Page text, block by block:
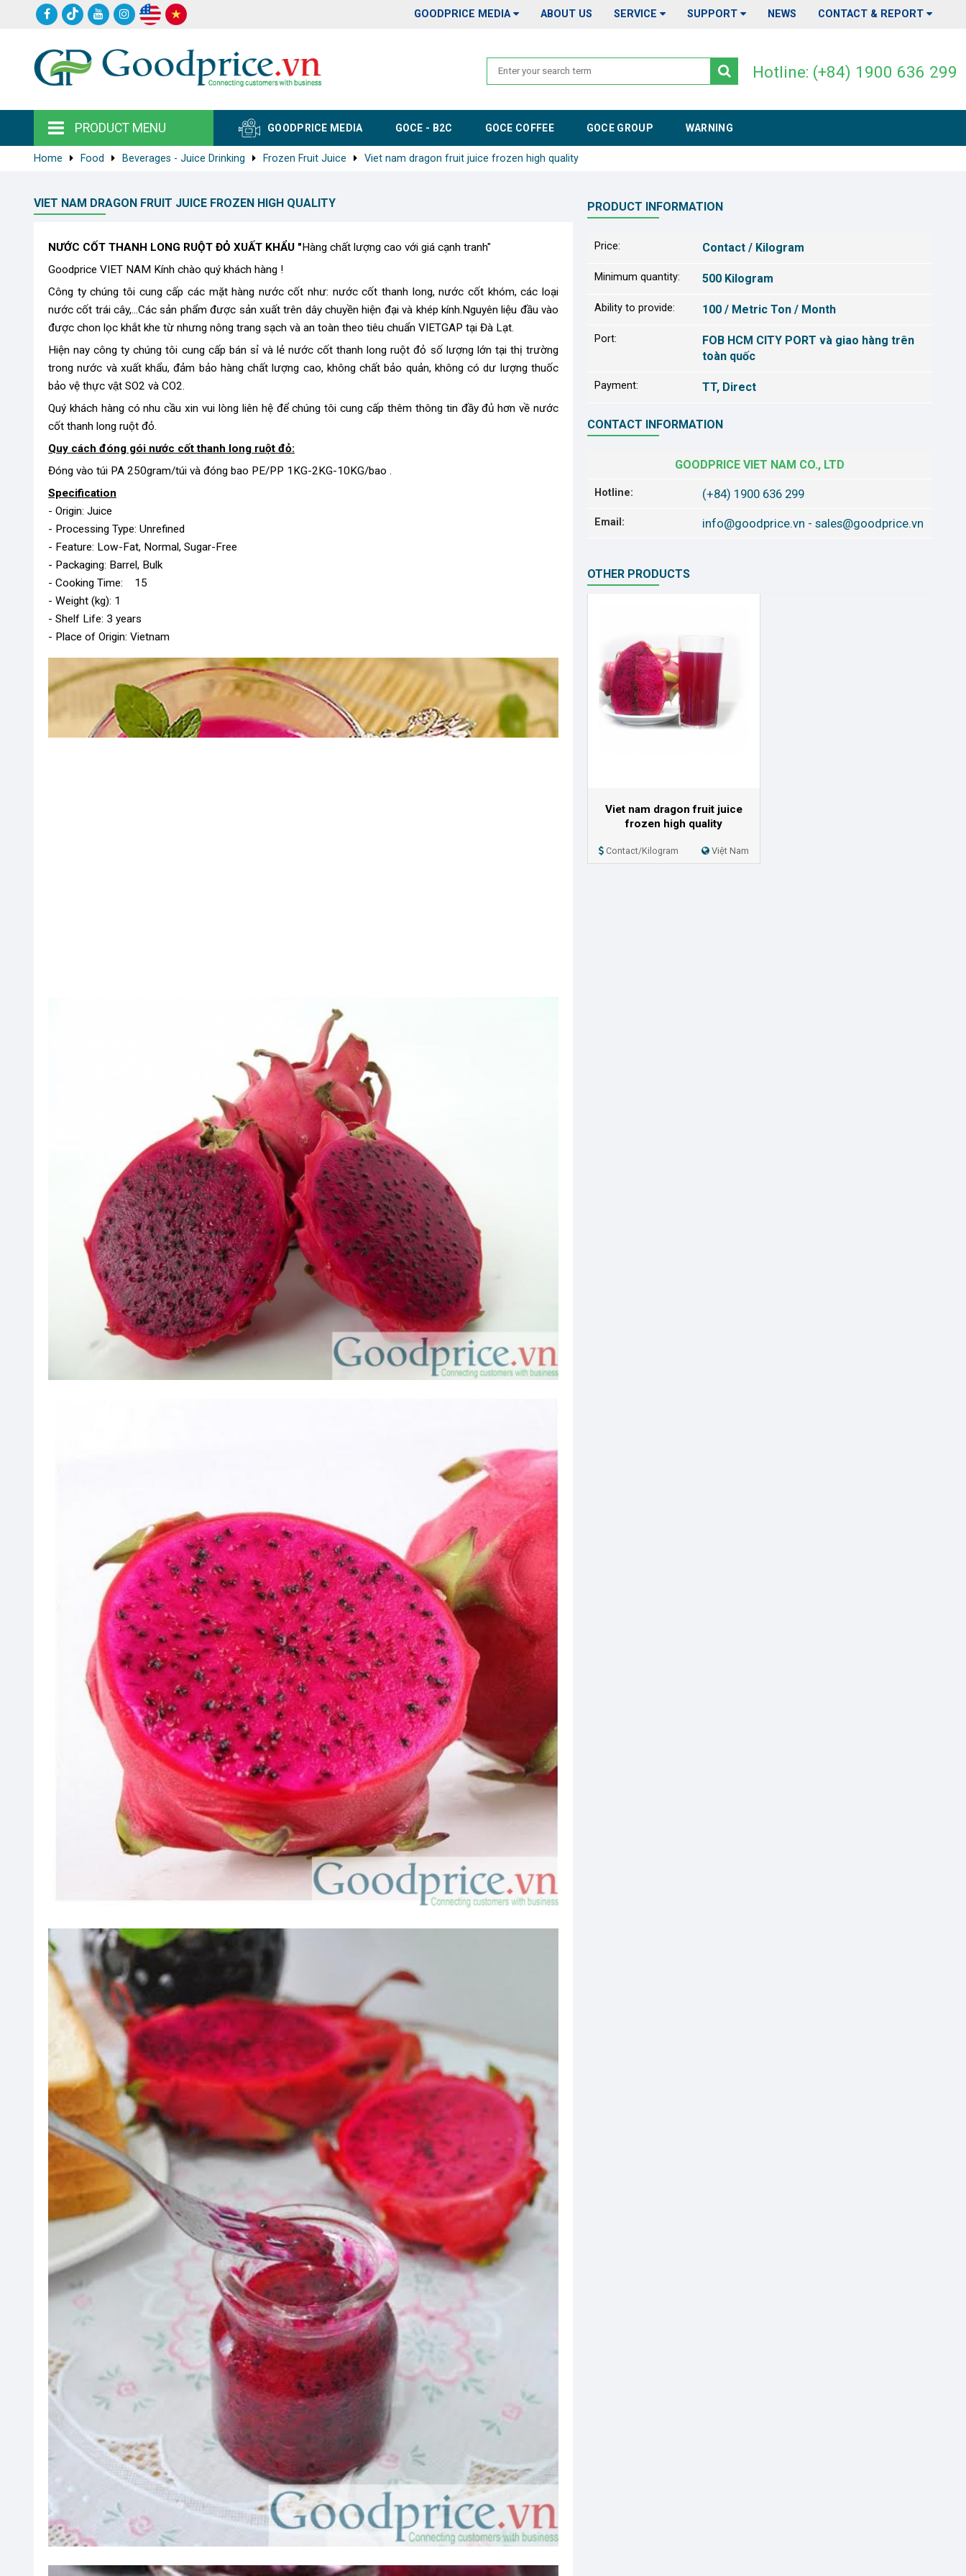
GOODPRICE MEDIA ABOUT US SERVICE SUPPORT NEWS CONTACT & REPORT
Hotline: (+84) 1900 636 299
PRODUCT MENU GOODPRICE MEDIA GOCE - B2C GOCE COFFEE GOCE GROUP WARNING
Home Food Beverages - Juice Drinking Frozen Fruit Juice Viet nam dragon fruit juice frozen high quality
VIET NAM DRAGON FRUIT JUICE FROZEN HIGH QUALITY
NƯỚC CỐT THANH LONG RUỘT ĐỎ XUẤT KHẨU​ "Hàng chất lượng cao với giá cạnh tranh"
Goodprice VIET NAM Kính chào quý khách hàng !
Công ty chúng tôi cung cấp các mặt hàng nước cốt như: nước cốt thanh long, nước cốt khóm, các loại
nước cốt trái cây,...Các sản phẩm được sản xuất trên dây chuyền hiện đại và khép kính.Nguyên liệu đầu vào
được chon lọc khắt khe từ nhưng nông trang sạch và an toàn theo tiêu chuẩn VIETGAP tại Đà Lạt.
Hiện nay công ty chúng tôi cung cấp bán sỉ và lẻ nước cốt thanh long ruột đỏ số lượng lớn tại thị trường
trong nước và xuất khẩu, đảm bảo hàng chất lượng cao, không chất bảo quản, không có dư lượng thuốc
bảo vệ thực vật SO2 và CO2.
Quý khách hàng có nhu cầu xin vui lòng liên hệ để chúng tôi cung cấp thêm thông tin đầy đủ hơn về nước
cốt thanh long ruột đỏ.
Quy cách đóng gói nước cốt thanh long ruột đỏ:
Đóng vào túi PA 250gram/túi và đóng bao PE/PP 1KG-2KG-10KG/bao .
Specification
- Origin: Juice
- Processing Type: Unrefined
- Feature: Low-Fat, Normal, Sugar-Free
- Packaging: Barrel, Bulk
- Cooking Time: 15
- Weight (kg): 1
- Shelf Life: 3 years
- Place of Origin: Vietnam
PRODUCT INFORMATION
Price: Contact / Kilogram
Minimum quantity: 500 Kilogram
Ability to provide: 100 / Metric Ton / Month
Port:
FOB HCM CITY PORT và giao hàng trên
toàn quốc
Payment: TT, Direct
CONTACT INFORMATION
GOODPRICE VIET NAM CO., LTD
Hotline: (+84) 1900 636 299
Email: info@goodprice.vn - sales@goodprice.vn
OTHER PRODUCTS
Viet nam dragon fruit juice
frozen high quality
Contact/Kilogram Việt Nam